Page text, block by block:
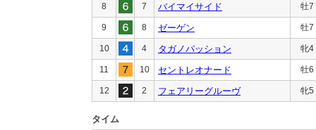
8 7 バイマイサイド 牡7
9 8 ゼーゲン 牡7
10 4 タガノパッション 牝4
11 10 セントレオナード 牡6
12 2 フェアリーグルーヴ 牝5
タイム